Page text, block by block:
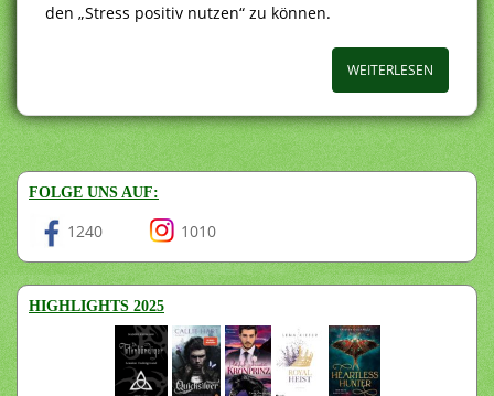
den „Stress positiv nutzen“ zu können.
WEITERLESEN
FOLGE UNS AUF:
1240 1010
HIGHLIGHTS 2025